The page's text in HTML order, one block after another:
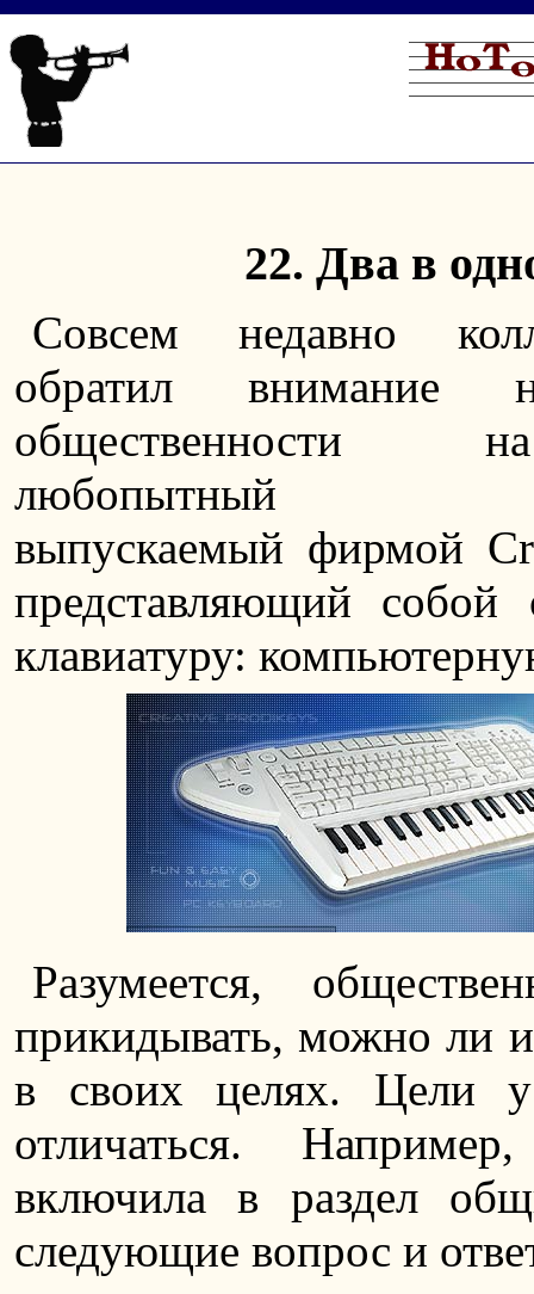
22. Два в
Совсем недавно
обратил внимание
общественности
любопытный
выпускаемый фирмой
представляющий собой
клавиатуру:
Разумеется,
прикидывать, можно ли
в своих целях. Цели
отличаться.
включила в раздел
следующие вопрос и